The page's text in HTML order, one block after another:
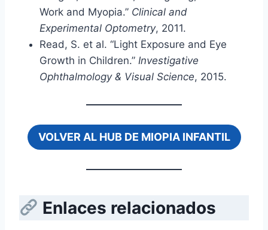
Work and Myopia.” Clinical and
Experimental Optometry, 2011.
Read, S. et al. “Light Exposure and Eye
Growth in Children.” Investigative
Ophthalmology & Visual Science, 2015.
VOLVER AL HUB DE MIOPIA INFANTIL
Enlaces relacionados